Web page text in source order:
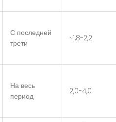
С последней
трети
~1,8-2,2
На весь
период
2,0-4,0